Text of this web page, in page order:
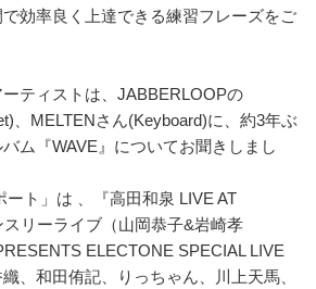
効率良く上達できる練習フレーズをご
ティストは、JABBERLOOPの
、MELTENさん(Keyboard)に、約3年ぶ
ム『WAVE』についてお聞きしまし
ート」は 、『高田和泉 LIVE AT
リーライブ（山岡恭子&岩崎孝
ELECTONE SPECIAL LIVE
、和田侑記、りっちゃん、川上天馬、